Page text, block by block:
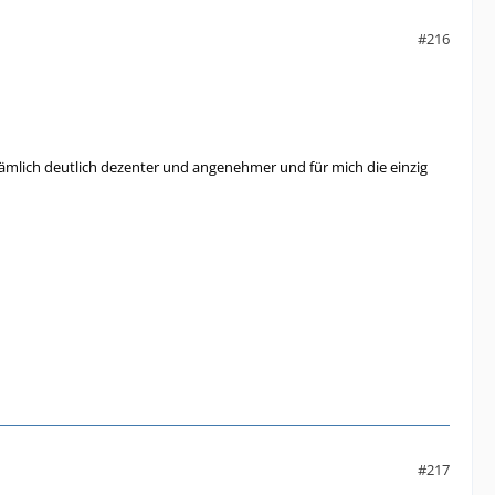
#216
deutlich dezenter und angenehmer und für mich die einzig
#217